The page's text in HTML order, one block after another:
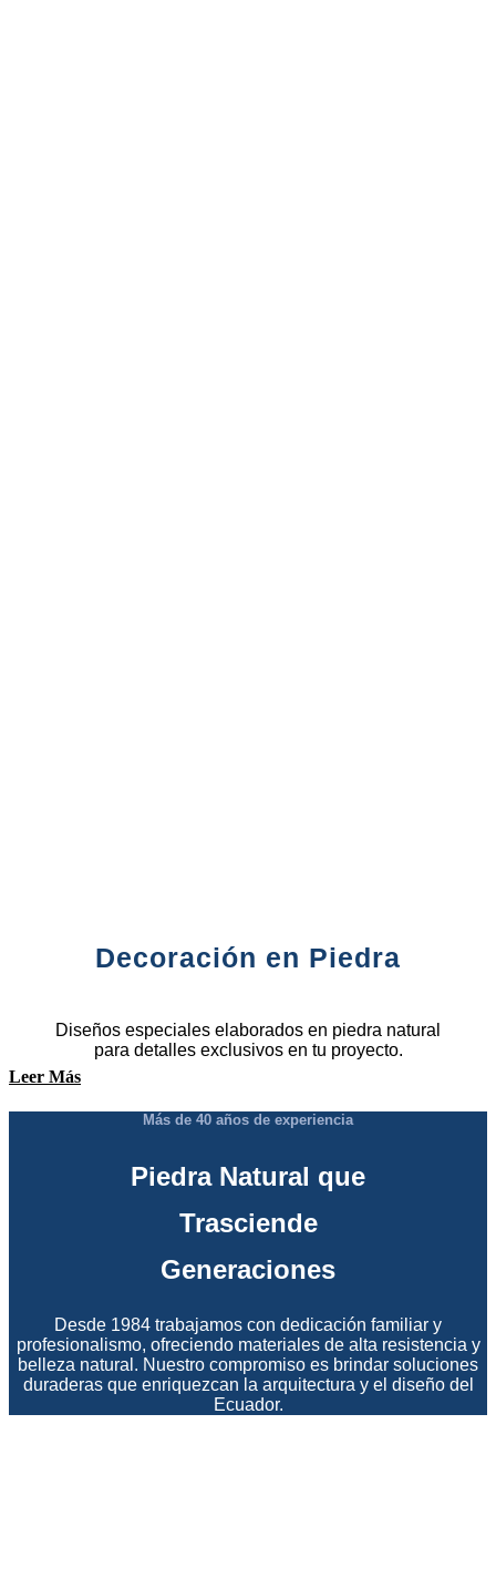
Decoración en Piedra
Diseños especiales elaborados en piedra natural
para detalles exclusivos en tu proyecto.
Leer Más
Más de 40 años de experiencia
Piedra Natural que
Trasciende
Generaciones
Desde 1984 trabajamos con dedicación familiar y
profesionalismo, ofreciendo materiales de alta resistencia y
belleza natural. Nuestro compromiso es brindar soluciones
duraderas que enriquezcan la arquitectura y el diseño del
Ecuador.